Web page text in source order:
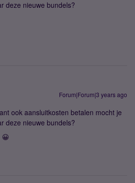
deze nieuwe bundels?
Forum|Forum|3 years ago
ook aansluitkosten betalen mocht je
deze nieuwe bundels?